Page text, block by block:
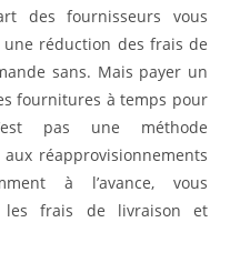
des fournisseurs vous
réduction des frais de
sans. Mais payer un
fournitures à temps pour
pas une méthode
réapprovisionnements
à l’avance, vous
les frais de livraison et